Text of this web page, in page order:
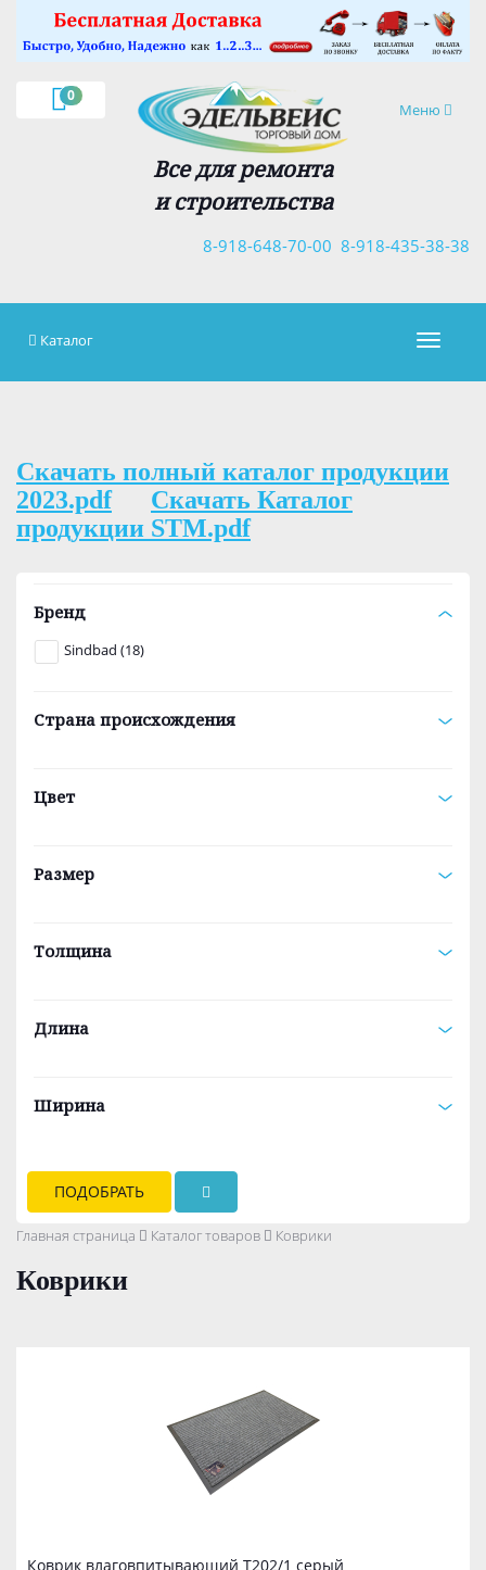
0
Навигация
Меню
Все для ремонта
и строительства
8-918-435-38-38
8-918-648-70-00
×
Каталог
Скачать полный каталог продукции
2023.pdf
Скачать Каталог
продукции STM.pdf
Бренд
Sindbad (18)
Страна происхождения
Цвет
Размер
Толщина
Длина
Ширина
ПОДОБРАТЬ
Главная страница Каталог товаров Коврики
Коврики
Коврик влаговпитывающий Т202/1 серый